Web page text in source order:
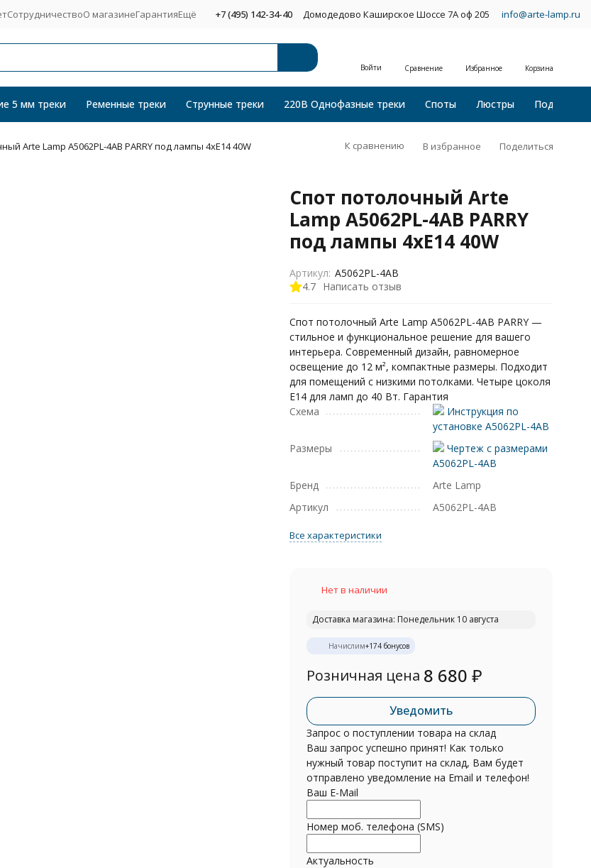
СотрудничествоО магазинеГарантияЕщё +7 (495) 142-34-40 Домодедово Каширское Шоссе 7А оф 205 info@arte-lamp.ru
Войти Сравнение Избранное Корзина
5 мм треки Ременные треки Струнные треки 220В Однофазные треки Споты Люстры Подвесные
Arte Lamp A5062PL-4AB PARRY под лампы 4xE14 40W К сравнению В избранное Поделиться
Спот потолочный Arte
Lamp A5062PL-4AB PARRY
под лампы 4xE14 40W
4.7 Написать отзыв
Артикул: A5062PL-4AB
Спот потолочный Arte Lamp A5062PL-4AB PARRY —
стильное и функциональное решение для вашего
интерьера. Современный дизайн, равномерное
освещение до 12 м², компактные размеры. Подходит
для помещений с низкими потолками. Четыре цоколя
E14 для ламп до 40 Вт. Гарантия
Схема
Инструкция по
установке A5062PL-4AB
Размеры
Чертеж с размерами
A5062PL-4AB
Бренд
Arte Lamp
Артикул
A5062PL-4AB
Все характеристики
Нет в наличии
Доставка магазина: Понедельник 10 августа
Начислим+174 бонусов
Розничная цена 8 680₽
Уведомить
Запрос о поступлении товара на склад
Ваш запрос успешно принят! Как только
нужный товар поступит на склад, Вам будет
отправлено уведомление на Email и телефон!
Ваш E-Mail
Номер моб. телефона (SMS)
Актуальность